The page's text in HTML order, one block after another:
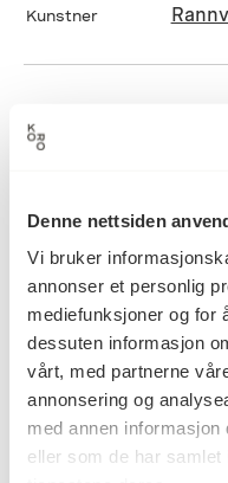
Denne nettsiden
Vi bruker
annonser et personlig
mediefunksjoner og for
dessuten informasjon
vårt, med partnerne
annonsering og
med annen
eller som de har
Kunstner
materiale
Mål